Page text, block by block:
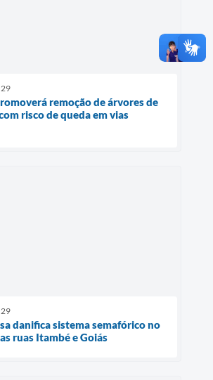
remoção de árvores de
risco de queda em vias
danifica sistema semafórico no
ruas Itambé e Goiás